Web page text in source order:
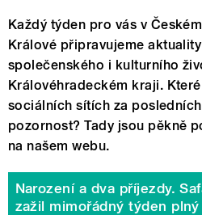
Každý týden pro vás v
Králové připravujeme
společenského i kulturního
Královéhradeckém kraji.
sociálních sítích za
pozornost? Tady jsou pěkně
na našem webu.
Narození a dva příjezdy.
zažil mimořádný týden